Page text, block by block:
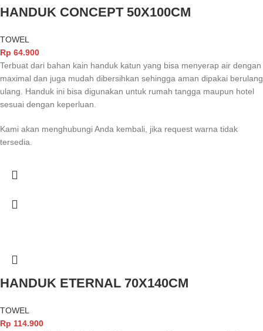
HANDUK CONCEPT 50X100CM
TOWEL
Rp 64.900
Terbuat dari bahan kain handuk katun yang bisa menyerap air dengan
maximal dan juga mudah dibersihkan sehingga aman dipakai berulang
ulang. Handuk ini bisa digunakan untuk rumah tangga maupun hotel
sesuai dengan keperluan.
Kami akan menghubungi Anda kembali, jika request warna tidak
tersedia.
HANDUK ETERNAL 70X140CM
TOWEL
Rp 114.900